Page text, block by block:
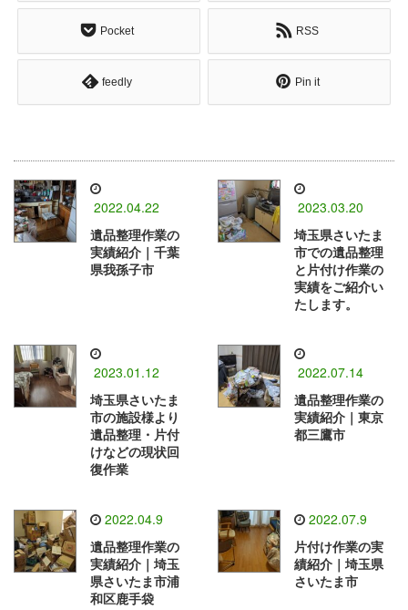
Pocket RSS
feedly Pin it
2022.04.22
遺品整理作業の
実績紹介｜千葉
県我孫子市
2023.03.20
埼玉県さいたま
市での遺品整理
と片付け作業の
実績をご紹介い
たします。
2023.01.12
埼玉県さいたま
市の施設様より
遺品整理・片付
けなどの現状回
復作業
2022.07.14
遺品整理作業の
実績紹介｜東京
都三鷹市
2022.04.9
遺品整理作業の
実績紹介｜埼玉
県さいたま市浦
和区鹿手袋
2022.07.9
片付け作業の実
績紹介｜埼玉県
さいたま市